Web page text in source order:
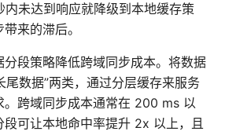
内未达到响应就降级到本地缓存策
来的滞后。
段策略降低跨域同步成本。将数据
尾数据”两类，通过分层缓存来服务
。跨域同步成本通常在 200 ms 以
段可让本地命中率提升 2x 以上，且